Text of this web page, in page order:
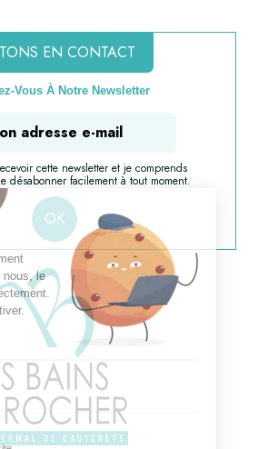
EN CONTACT
Vous À Notre Newsletter
cette newsletter et je comprends
désabonner facilement à tout moment.
OK